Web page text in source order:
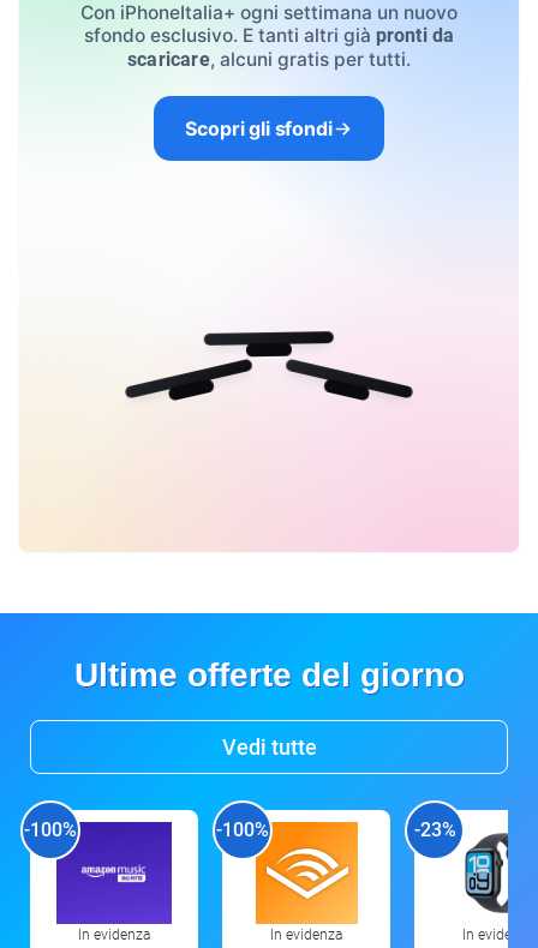
Con iPhoneItalia+ ogni settimana un nuovo
sfondo esclusivo. E tanti altri già pronti da
scaricare, alcuni gratis per tutti.
Scopri gli sfondi
Ultime offerte del giorno
Vedi tutte
-100%
In evidenza
-100%
In evidenza
-23%
In evidenza